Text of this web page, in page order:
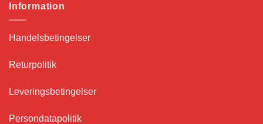
Information
Handelsbetingelser
Returpolitik
Leveringsbetingelser
Persondatapolitik